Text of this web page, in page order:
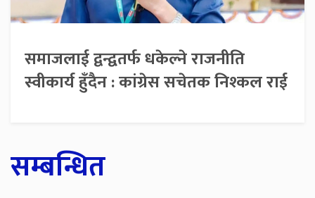
समाजलाई द्वन्द्वतर्फ धकेल्ने राजनीति
स्वीकार्य हुँदैन : कांग्रेस सचेतक निश्कल राई
सम्बन्धित